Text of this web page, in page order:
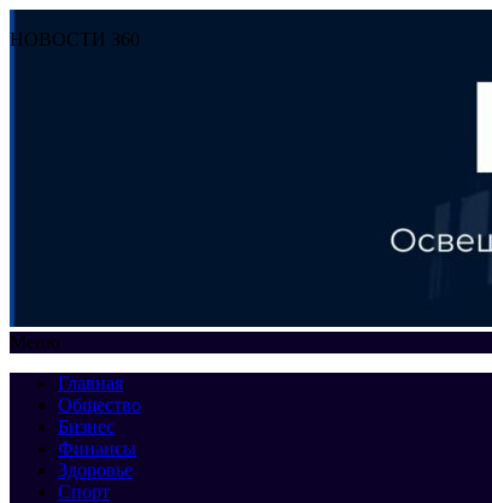
НОВОСТИ 360
Меню
Главная
Общество
Бизнес
Финансы
Здоровье
Спорт